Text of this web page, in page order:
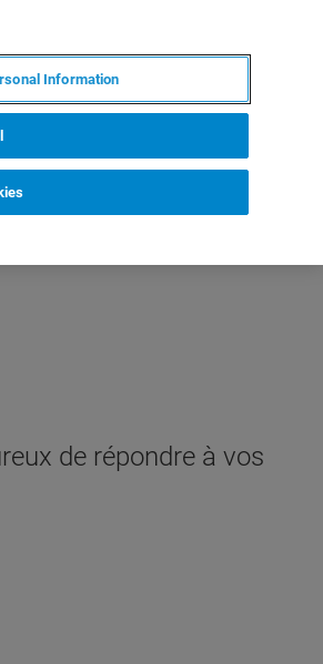
de répondre à vos
Information